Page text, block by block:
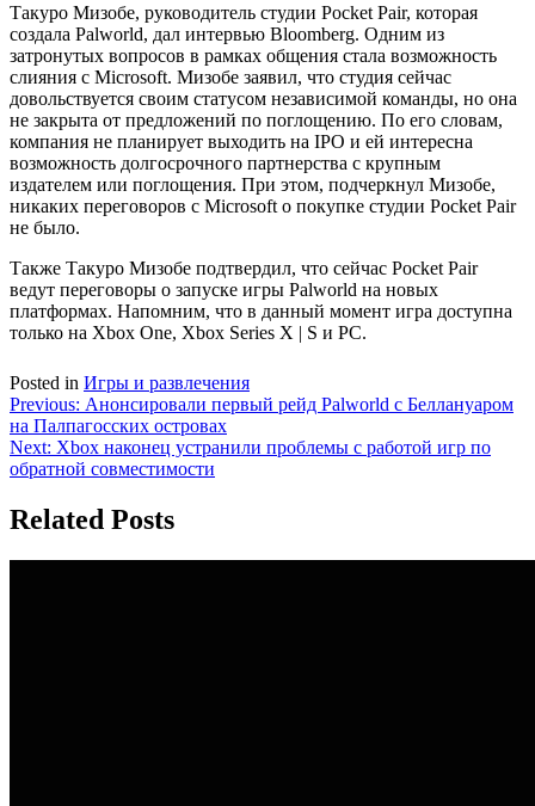
Такуро Мизобе, руководитель студии Pocket Pair, которая
создала Palworld, дал интервью Bloomberg. Одним из
затронутых вопросов в рамках общения стала возможность
слияния с Microsoft. Мизобе заявил, что студия сейчас
довольствуется своим статусом независимой команды, но она
не закрыта от предложений по поглощению. По его словам,
компания не планирует выходить на IPO и ей интересна
возможность долгосрочного партнерства с крупным
издателем или поглощения. При этом, подчеркнул Мизобе,
никаких переговоров с Microsoft о покупке студии Pocket Pair
не было.
Также Такуро Мизобе подтвердил, что сейчас Pocket Pair
ведут переговоры о запуске игры Palworld на новых
платформах. Напомним, что в данный момент игра доступна
только на Xbox One, Xbox Series X | S и PC.
Posted in Игры и развлечения
Навигация
по
записям
Previous: Анонсировали первый рейд Palworld c Беллануаром
на Палпагосских островах
Next: Xbox наконец устранили проблемы с работой игр по
обратной совместимости
Related Posts